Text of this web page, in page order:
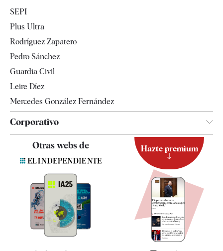
Televisión
SEPI
Plus Ultra
Rodríguez Zapatero
Pedro Sánchez
Guardia Civil
Leire Díez
Mercedes González Fernández
Corporativo
Contacto
Quiénes somos
Especificaciones
Otras webs de Hazte premium